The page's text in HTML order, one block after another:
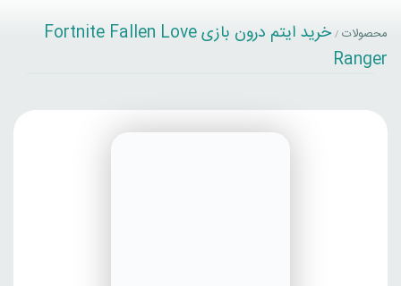
محصولات /
خرید ایتم درون بازی Fortnite Fallen Love
Ranger